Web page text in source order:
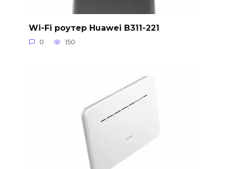
Wi-Fi роутер Huawei B311-221
0 150